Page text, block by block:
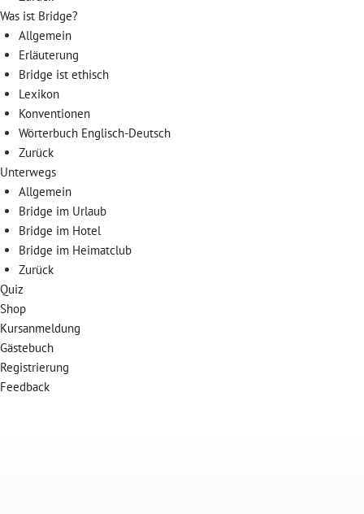
Was ist Bridge?
Allgemein
Erläuterung
Bridge ist ethisch
Lexikon
Konventionen
Wörterbuch Englisch-Deutsch
Zurück
Unterwegs
Allgemein
Bridge im Urlaub
Bridge im Hotel
Bridge im Heimatclub
Zurück
Quiz
Shop
Kursanmeldung
Gästebuch
Registrierung
Feedback